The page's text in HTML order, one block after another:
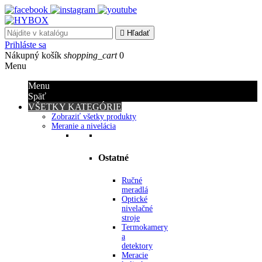
 Hľadať
Prihláste sa
Nákupný košík shopping_cart 0
Menu
Menu
Späť
VŠETKY KATEGÓRIE
Zobraziť všetky produkty
Meranie a nivelácia
Ostatné
Ručné
meradlá
Optické
nivelačné
stroje
Termokamery
a
detektory
Meracie